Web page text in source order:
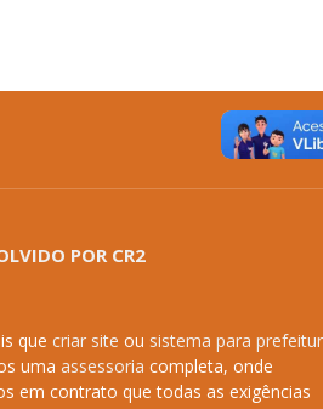
POR CR2
que criar site ou sistema para
uma assessoria completa, onde
em contrato que todas as exigências